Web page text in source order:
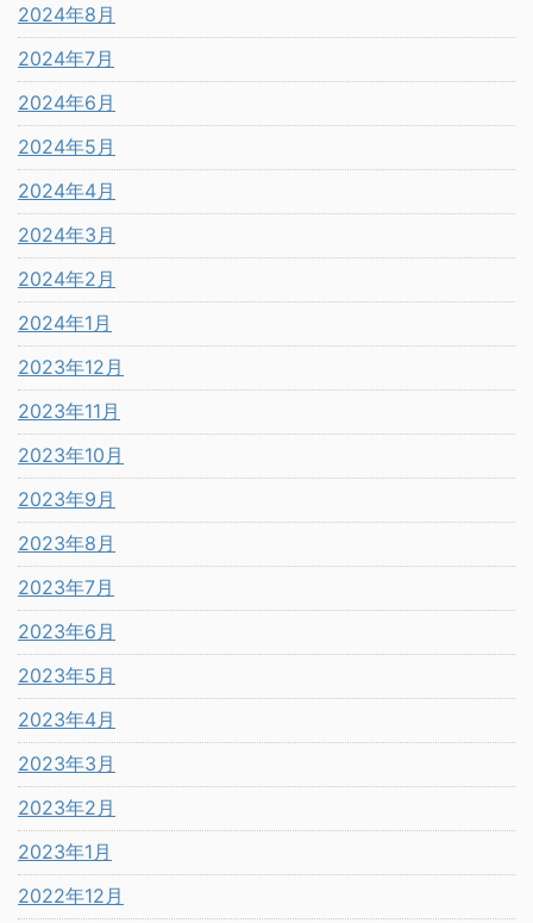
2024年8月
2024年7月
2024年6月
2024年5月
2024年4月
2024年3月
2024年2月
2024年1月
2023年12月
2023年11月
2023年10月
2023年9月
2023年8月
2023年7月
2023年6月
2023年5月
2023年4月
2023年3月
2023年2月
2023年1月
2022年12月